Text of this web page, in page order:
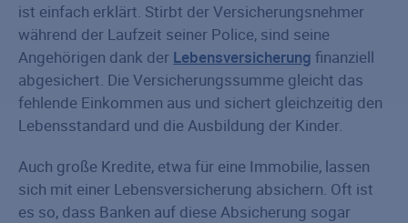
ist einfach erklärt. Stirbt der Versicherungsnehmer
während der Laufzeit seiner Police, sind seine
Angehörigen dank der Lebensversicherung finanziell
abgesichert. Die Versicherungssumme gleicht das
fehlende Einkommen aus und sichert gleichzeitig den
Lebensstandard und die Ausbildung der Kinder.
Auch große Kredite, etwa für eine Immobilie, lassen
sich mit einer Lebensversicherung absichern. Oft ist
es so, dass Banken auf diese Absicherung sogar